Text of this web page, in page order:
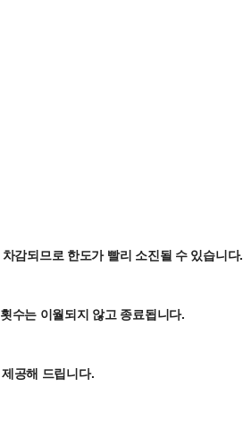
감되므로 한도가 빨리 소진될 수 있습니다.
수는 이월되지 않고 종료됩니다.
공해 드립니다.